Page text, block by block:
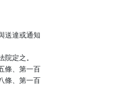
送達或通知
院定之。
條、第一百
條、第一百